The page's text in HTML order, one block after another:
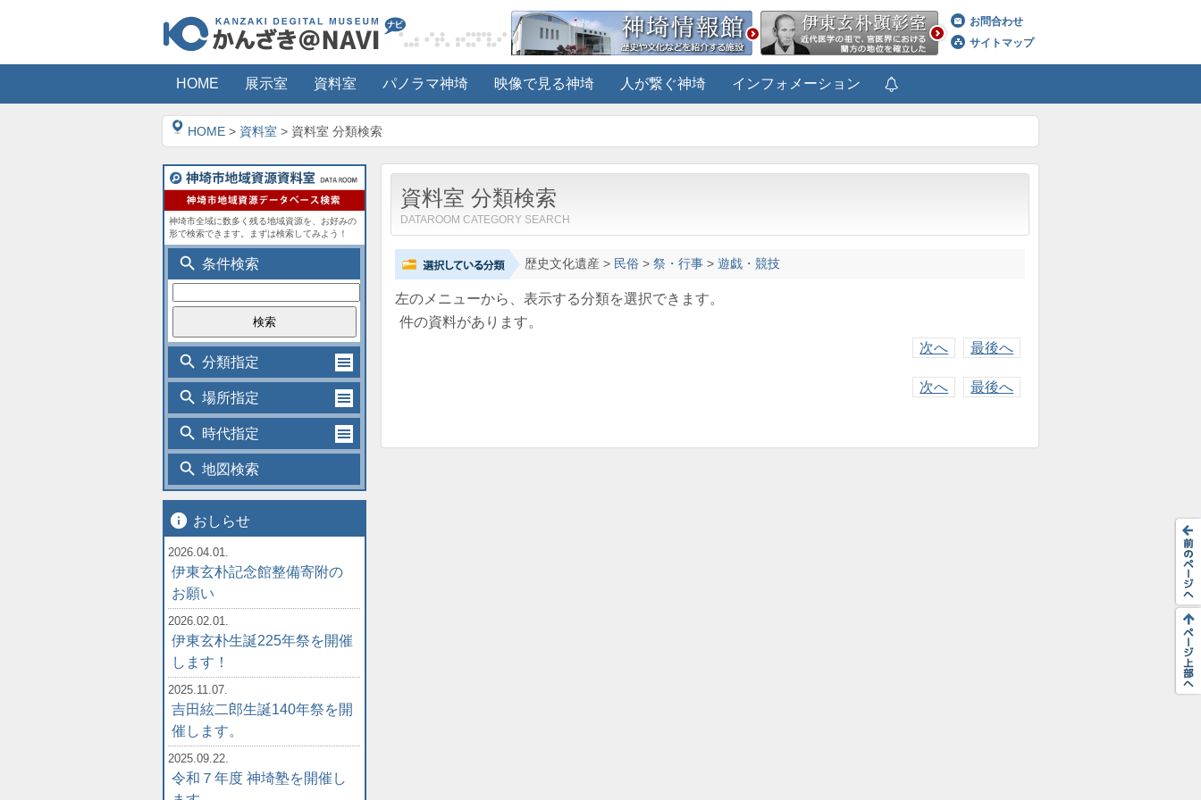
お問合わせ
サイトマップ
HOME 展示室 資料室 パノラマ神埼 映像で見る神埼 人が繋ぐ神埼 インフォメーション
HOME > 資料室 > 資料室 分類検索
資料室 分類検索
DATAROOM CATEGORY SEARCH
歴史文化遺産> 民俗> 祭・行事> 遊戯・競技
左のメニューから、表示する分類を選択できます。
件の資料があります。
次へ
最後へ
次へ 最後へ
神埼市全域に数多く残る地域資源を、お好みの
形で検索できます。まずは検索してみよう！
search 条件検索
search 分類指定
search 場所指定
search 時代指定
search 地図検索
info おしらせ
2026.04.01.
伊東玄朴記念館整備寄附の
お願い
2026.02.01.
伊東玄朴生誕225年祭を開催
します！
2025.11.07.
吉田絃二郎生誕140年祭を開
催します。
2025.09.22.
令和７年度 神埼塾を開催し